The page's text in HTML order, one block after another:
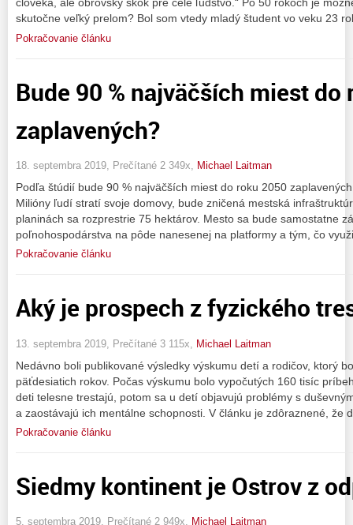
človeka, ale obrovský skok pre celé ľudstvo.“ Po 50 rokoch je
skutočne veľký prelom? Bol som vtedy mladý študent vo veku 23
Pokračovanie článku
Bude 90 % najväčších miest do
zaplavených?
18. septembra 2019, Prečítané 2 349x, Michael Laitman
Podľa štúdií bude 90 % najväčších miest do roku 2050
Milióny ľudí stratí svoje domovy, bude zničená mestská
planinách sa rozprestrie 75 hektárov. Mesto sa bude samostatne
poľnohospodárstva na pôde nanesenej na platformy a tým, čo
Pokračovanie článku
Aký je prospech z fyzického
13. septembra 2019, Prečítané 3 115x, Michael Laitman
Nedávno boli publikované výsledky výskumu detí a rodičov, ktorý
päťdesiatich rokov. Počas výskumu bolo vypočutých 160 tisíc
deti telesne trestajú, potom sa u detí objavujú problémy s
a zaostávajú ich mentálne schopnosti. V článku je zdôraznené, že
Pokračovanie článku
Siedmy kontinent je Ostrov z
5. septembra 2019, Prečítané 2 949x, Michael Laitman